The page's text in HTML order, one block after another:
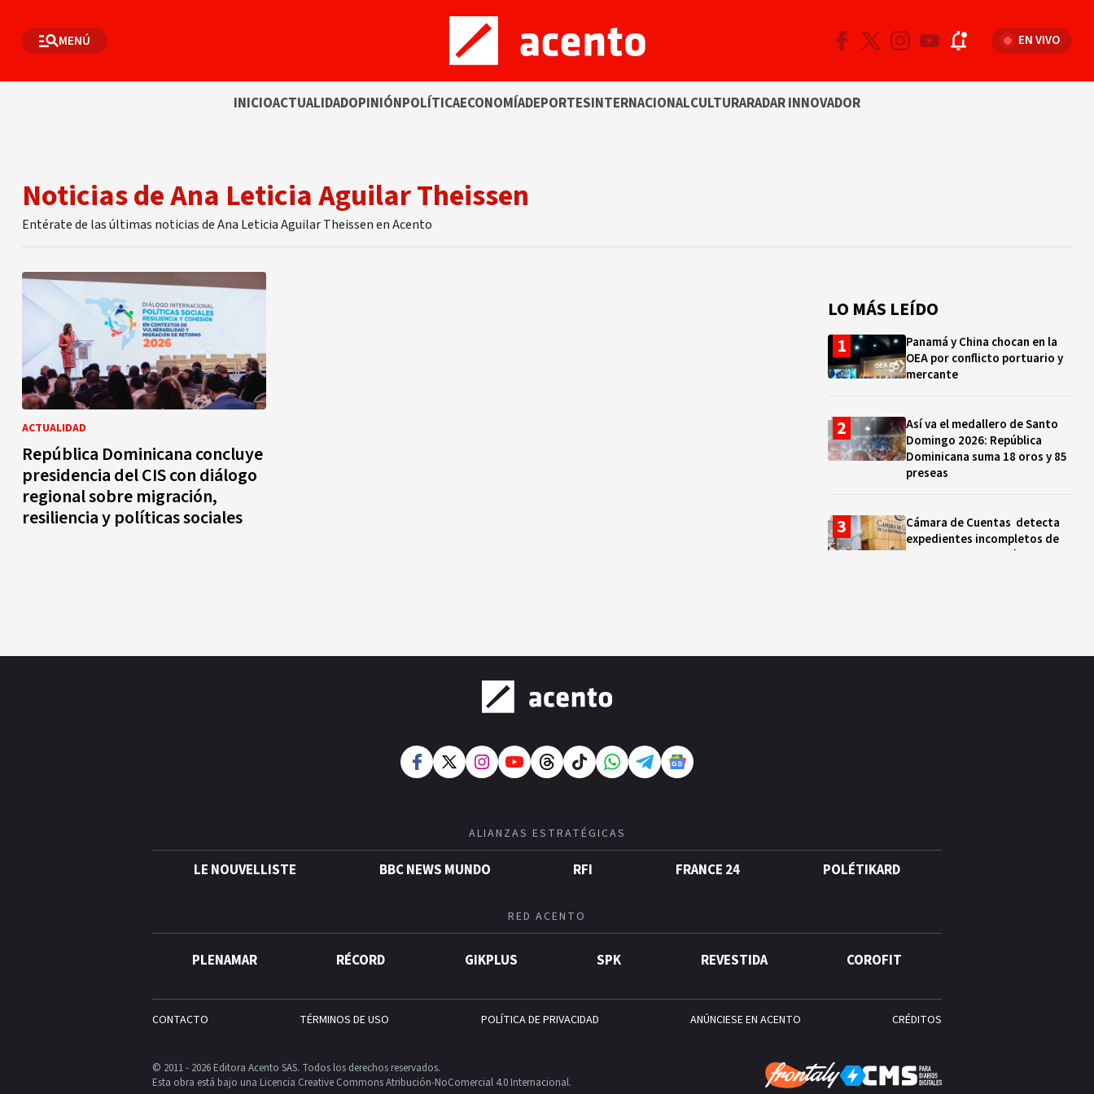
MENÚ EN VIVO
INICIOACTUALIDADOPINIÓNPOLÍTICAECONOMÍADEPORTESINTERNACIONALCULTURARADAR INNOVADOR
Noticias de Ana Leticia Aguilar Theissen
Entérate de las últimas noticias de Ana Leticia Aguilar Theissen en Acento
ACTUALIDAD
República Dominicana concluye
presidencia del CIS con diálogo
regional sobre migración,
resiliencia y políticas sociales
LO MÁS LEÍDO
Panamá y China chocan en la
OEA por conflicto portuario y
mercante
Así va el medallero de Santo
Domingo 2026: República
Dominicana suma 18 oros y 85
preseas
Cámara de Cuentas detecta
expedientes incompletos de
operaciones por RD$16,600
dominicana que rompió un
comercio moderno en
ALIANZAS ESTRATÉGICAS
LE NOUVELLISTE BBC NEWS MUNDO RFI FRANCE 24 POLÉTIKARD
RED ACENTO
PLENAMAR RÉCORD GIKPLUS SPK REVESTIDA COROFIT
CONTACTO TÉRMINOS DE USO POLÍTICA DE PRIVACIDAD ANÚNCIESE EN ACENTO CRÉDITOS
© 2011 - 2026 Editora Acento SAS. Todos los derechos reservados.
Esta obra está bajo una Licencia Creative Commons Atribución-NoComercial 4.0 Internacional.